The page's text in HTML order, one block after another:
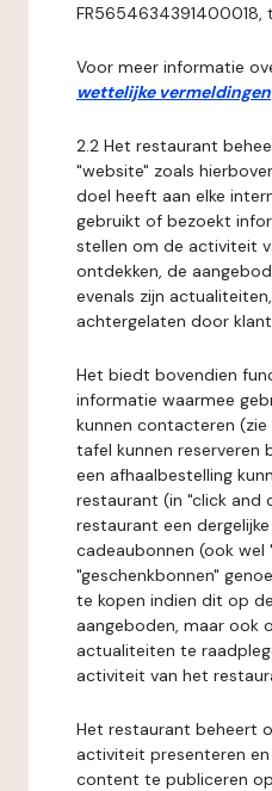
FR5654634391400018,
Voor meer informatie
wettelijke vermeldingen
2.2 Het restaurant
"website" zoals
doel heeft aan elke
gebruikt of bezoekt
stellen om de activiteit
ontdekken, de
evenals zijn
achtergelaten door
Het biedt bovendien
informatie waarmee
kunnen contacteren
tafel kunnen reserveren
een afhaalbestelling
restaurant (in "click and
restaurant een
cadeaubonnen (ook wel
"geschenkbonnen"
te kopen indien dit op
aangeboden, maar ook
actualiteiten te
activiteit van het
Het restaurant beheert
activiteit presenteren
content te publiceren